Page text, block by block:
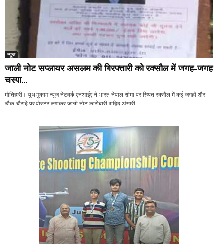
न्यूज
जाली नोट सप्लायर असलम की गिरफ्तारी को रक्सौल में जगह-जगह
चस्पा...
मोतिहारी। यूथ मुकाम न्यूज नेटवर्क एनआईए ने भारत-नेपाल सीमा पर स्थित रक्सौल में कई जगहों और
चौक-चौराहे पर पोस्टर लगाकर जाली नोट कारोबारी वाहिद अंसारी...